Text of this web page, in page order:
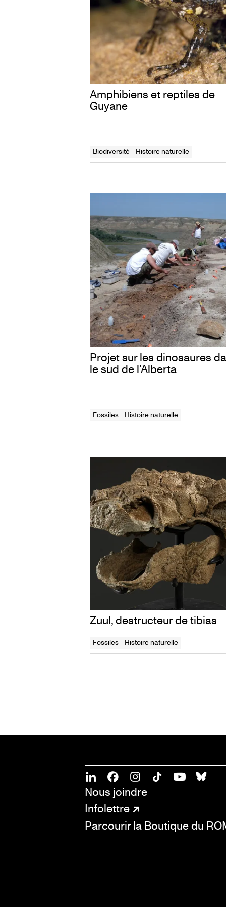
gisements fossilifères.
Amphibiens et reptiles de
Guyane
Biodiversité Histoire naturelle
Projet sur les dinosaures
le sud de l'Alberta
Fossiles Histoire naturelle
Zuul, destructeur de tibias
Fossiles Histoire naturelle
SOCIAL
LinkedinFacebookInstagram
CONNECT
Nous joindre
Infolettre
Parcourir la Boutique du